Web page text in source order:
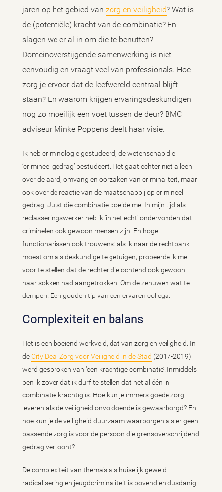
jaren op het gebied van zorg en veiligheid? Wat is
de (potentiële) kracht van de combinatie? En
slagen we er al in om die te benutten?
Domeinoverstijgende samenwerking is niet
eenvoudig en vraagt veel van professionals. Hoe
zorg je ervoor dat de leefwereld centraal blijft
staan? En waarom krijgen ervaringsdeskundigen
nog zo moeilijk een voet tussen de deur? BMC
adviseur Minke Poppens deelt haar visie.
Ik heb criminologie gestudeerd, de wetenschap die
‘crimineel gedrag’ bestudeert. Het gaat echter niet alleen
over de aard, omvang en oorzaken van criminaliteit, maar
ook over de reactie van de maatschappij op crimineel
gedrag. Juist die combinatie boeide me. In mijn tijd als
reclasseringswerker heb ik ‘in het echt’ ondervonden dat
criminelen ook gewoon mensen zijn. En hoge
functionarissen ook trouwens: als ik naar de rechtbank
moest om als deskundige te getuigen, probeerde ik me
voor te stellen dat de rechter die ochtend ook gewoon
haar sokken had aangetrokken. Om de zenuwen wat te
dempen. Een gouden tip van een ervaren collega.
Complexiteit en balans
Het is een boeiend werkveld, dat van zorg en veiligheid. In
deCity Deal Zorg voor Veiligheid in de Stad (2017-2019)
werd gesproken van ‘een krachtige combinatie’. Inmiddels
ben ik zover dat ik durf te stellen dat het alléén in
combinatie krachtig is. Hoe kun je immers goede zorg
leveren als de veiligheid onvoldoende is gewaarborgd? En
hoe kun je de veiligheid duurzaam waarborgen als er geen
passende zorg is voor de persoon die grensoverschrijdend
gedrag vertoont?
De complexiteit van thema’s als huiselijk geweld,
radicalisering en jeugdcriminaliteit is bovendien dusdanig